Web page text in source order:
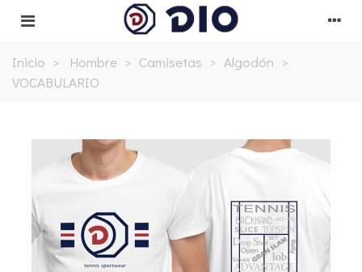
Inicio > Hombre > Camisetas > Algodón >
VOCABULARIO